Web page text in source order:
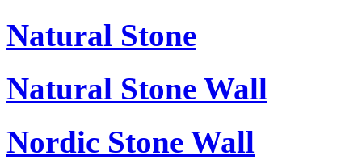
Natural Stone
Natural Stone Wall
Nordic Stone Wall